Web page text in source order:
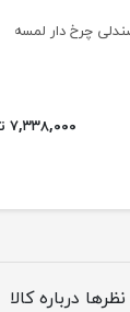
چرخ دار لمسه
۷,۳۳۸,۰۰۰ تومان
نظرها درباره کالا